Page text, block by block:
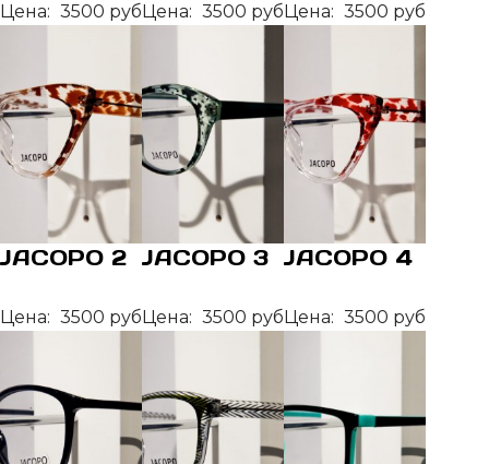
Цена: 3500 рубЦена: 3500 рубЦена: 3500 руб
JACOPO 2
Цена: 3500 руб
JACOPO 3
Цена: 3500 руб
JACOPO 4
Цена: 3500 руб